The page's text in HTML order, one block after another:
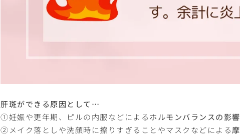
肝斑ができる原因として…
①妊娠や更年期、ピルの内服などによるホルモンバランスの影響
②メイク落としや洗顔時に擦りすぎることやマスクなどによる